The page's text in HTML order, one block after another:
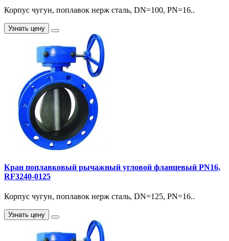
Корпус чугун, поплавок нерж сталь, DN=100, PN=16..
Узнать цену
Кран поплавковый рычажный угловой фланцевый PN16,
RF3240-0125
Корпус чугун, поплавок нерж сталь, DN=125, PN=16..
Узнать цену